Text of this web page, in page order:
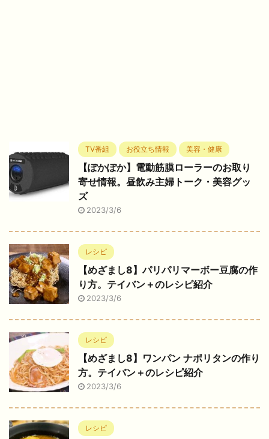
TV番組 お役立ち情報 美容・健康
【ぽかぽか】電動筋膜ローラーのお取り
寄せ情報。昼飲み主婦トーク・美容グッ
ズ
2023/3/6
レシピ
【めざまし8】パリパリマーボー豆腐の作
り方。テイバン＋のレシピ紹介
2023/3/6
レシピ
【めざまし8】ワンパン ナポリタンの作り
方。テイバン＋のレシピ紹介
2023/3/6
レシピ